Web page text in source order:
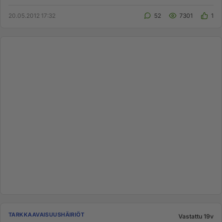
20.05.2012 17:32 52 7301 1
TARKKAAVAISUUSHÄIRIÖT Vastattu 19v